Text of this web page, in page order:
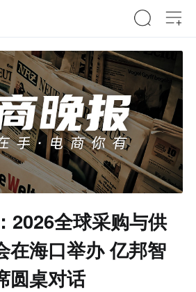
2026全球采购与供
在海口举办 亿邦智
圆桌对话